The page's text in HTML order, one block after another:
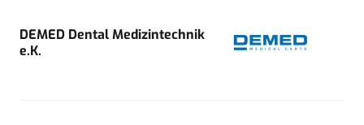
DEMED Dental Medizintechnik
e.K.